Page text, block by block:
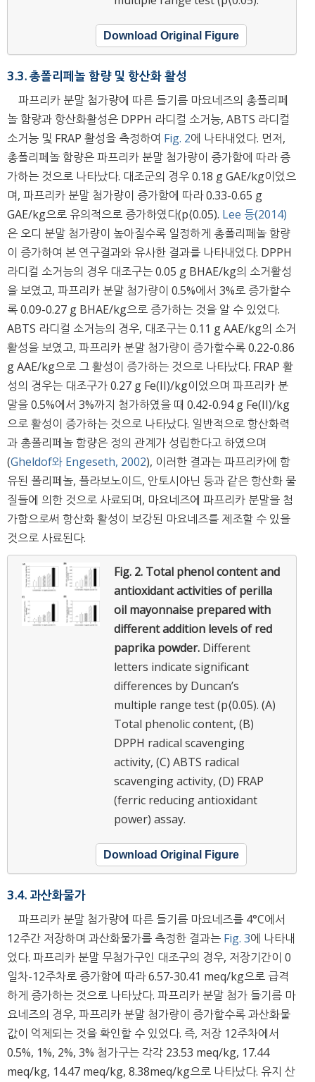
Download Original Figure
3.3. 총폴리페놀 함량 및 항산화 활성
파프리카 분말 첨가량에 따른 들기름 마요네즈의 총폴리페
놀 함량과 항산화활성은 DPPH 라디컬 소거능, ABTS 라디컬
소거능 및 FRAP 활성을 측정하여 Fig. 2에 나타내었다. 먼저,
총폴리페놀 함량은 파프리카 분말 첨가량이 증가함에 따라 증
가하는 것으로 나타났다. 대조군의 경우 0.18 g GAE/kg이었으
며, 파프리카 분말 첨가량이 증가함에 따라 0.33-0.65 g
GAE/kg으로 유의적으로 증가하였다(p⟨0.05). Lee 등(2014)
은 오디 분말 첨가량이 높아질수록 일정하게 총폴리페놀 함량
이 증가하여 본 연구결과와 유사한 결과를 나타내었다. DPPH
라디컬 소거능의 경우 대조구는 0.05 g BHAE/kg의 소거활성
을 보였고, 파프리카 분말 첨가량이 0.5%에서 3%로 증가할수
록 0.09-0.27 g BHAE/kg으로 증가하는 것을 알 수 있었다.
ABTS 라디컬 소거능의 경우, 대조구는 0.11 g AAE/kg의 소거
활성을 보였고, 파프리카 분말 첨가량이 증가할수록 0.22-0.86
g AAE/kg으로 그 활성이 증가하는 것으로 나타났다. FRAP 활
성의 경우는 대조구가 0.27 g Fe(II)/kg이었으며 파프리카 분
말을 0.5%에서 3%까지 첨가하였을 때 0.42-0.94 g Fe(II)/kg
으로 활성이 증가하는 것으로 나타났다. 일반적으로 항산화력
과 총폴리페놀 함량은 정의 관계가 성립한다고 하였으며
(Gheldof와 Engeseth, 2002), 이러한 결과는 파프리카에 함
유된 폴리페놀, 플라보노이드, 안토시아닌 등과 같은 항산화 물
질들에 의한 것으로 사료되며, 마요네즈에 파프리카 분말을 첨
가함으로써 항산화 활성이 보강된 마요네즈를 제조할 수 있을
것으로 사료된다.
Fig. 2. Total phenol content and
antioxidant activities of perilla
oil mayonnaise prepared with
different addition levels of red
paprika powder. Different
letters indicate significant
differences by Duncan’s
multiple range test (p⟨0.05). (A)
Total phenolic content, (B)
DPPH radical scavenging
activity, (C) ABTS radical
scavenging activity, (D) FRAP
(ferric reducing antioxidant
power) assay.
Download Original Figure
3.4. 과산화물가
파프리카 분말 첨가량에 따른 들기름 마요네즈를 4°C에서
12주간 저장하며 과산화물가를 측정한 결과는 Fig. 3에 나타내
었다. 파프리카 분말 무첨가구인 대조구의 경우, 저장기간이 0
일차-12주차로 증가함에 따라 6.57-30.41 meq/kg으로 급격
하게 증가하는 것으로 나타났다. 파프리카 분말 첨가 들기름 마
요네즈의 경우, 파프리카 분말 첨가량이 증가할수록 과산화물
값이 억제되는 것을 확인할 수 있었다. 즉, 저장 12주차에서
0.5%, 1%, 2%, 3% 첨가구는 각각 23.53 meq/kg, 17.44
meq/kg, 14.47 meq/kg, 8.38meq/kg으로 나타났다. 유지 산